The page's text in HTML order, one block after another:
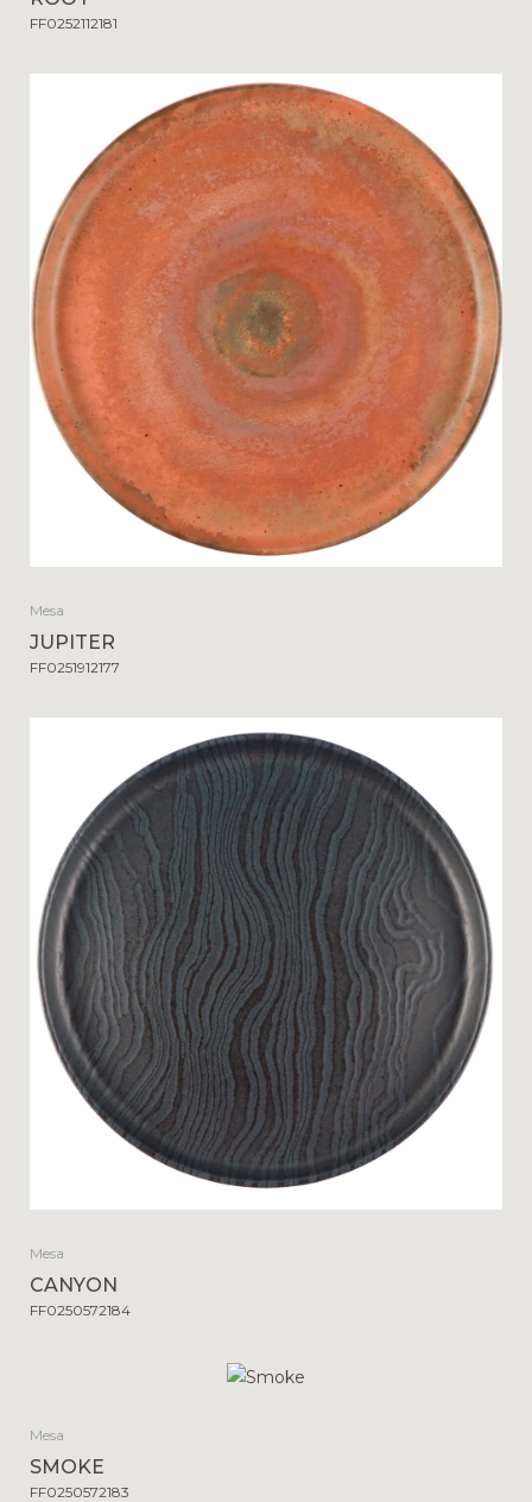
FF0252112181
Mesa
JUPITER
FF0251912177
Mesa
CANYON
FF0250572184
Mesa
SMOKE
FF0250572183